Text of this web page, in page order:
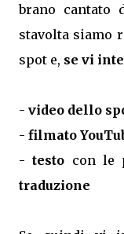
brano cantato
stavolta siamo
spot e, se vi
- video dello
- filmato
-testo con le
traduzione